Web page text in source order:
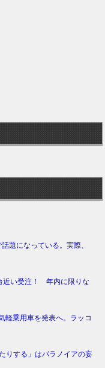
題になっている。実際、
近い受注！ 年内に限りな
軽乗用車を発表へ。ラッコ
りする」はパラノイアの妄